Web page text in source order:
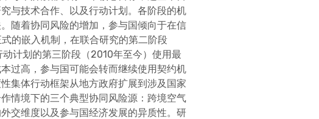
与技术合作、以及行动计划。各阶段的机
随着协同风险的增加，参与国倾向于在信
的嵌入机制，在联合研究的第二阶段
计划的第三阶段（2010年至今）使用最
过高，参与国可能会转而继续使用契约机
集体行动框架从地方政府扩展到涉及国家
情境下的三个典型协同风险源：跨境空气
交维度以及参与国经济发展的异质性。研